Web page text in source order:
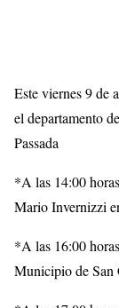
Este viernes 9 de
el departamento
Passada
*A las 14:00
Mario Invernizzi
*A las 16:00
Municipio de San